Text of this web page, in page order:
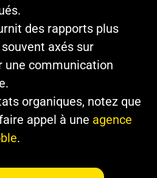
des rapports plus
axés sur
une communication
organiques, notez que
appel à une agence
.